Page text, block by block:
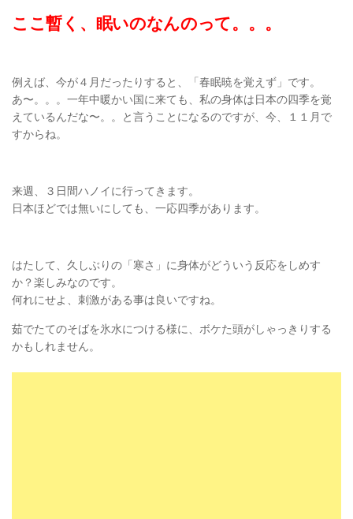
ここ暫く、眠いのなんのって。。。
例えば、今が４月だったりすると、「春眠暁を覚えず」です。
あ〜。。。一年中暖かい国に来ても、私の身体は日本の四季を覚
えているんだな〜。。と言うことになるのですが、今、１１月で
すからね。
来週、３日間ハノイに行ってきます。
日本ほどでは無いにしても、一応四季があります。
はたして、久しぶりの「寒さ」に身体がどういう反応をしめす
か？楽しみなのです。
何れにせよ、刺激がある事は良いですね。
茹でたてのそばを氷水につける様に、ボケた頭がしゃっきりする
かもしれません。